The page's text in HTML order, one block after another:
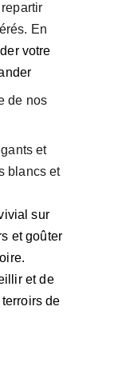
En
votre
de nos
et
blancs et
sur
et goûter
et de
de